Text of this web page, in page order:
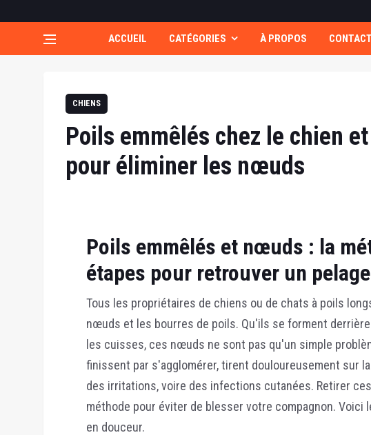
ACCUEIL CATÉGORIES À PROPOS CONTACT
CHIENS
Poils emmêlés chez le chien
pour éliminer les nœuds
Poils emmêlés et nœuds : la
étapes pour retrouver un
Tous les propriétaires de chiens ou de chats à poils
nœuds et les bourres de poils. Qu'ils se forment
les cuisses, ces nœuds ne sont pas qu'un simple
finissent par s'agglomérer, tirent douloureusement sur
des irritations, voire des infections cutanées. Retirer
méthode pour éviter de blesser votre compagnon.
en douceur.